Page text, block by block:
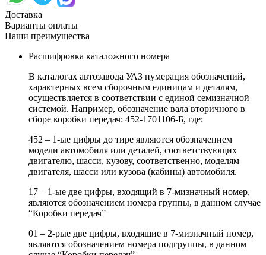
Доставка
Варианты оплаты
Наши преимущества
Расшифровка каталожного номера
В каталогах автозавода УАЗ нумерация обозначений,
характерных всем сборочным единицам и деталям,
осуществляется в соответствии с единой семизначной
системой. Например, обозначение вала вторичного в
сборе коробки передач: 452-1701106-Б, где:
452 – 1-ые цифры до тире являются обозначением
модели автомобиля или деталей, соответствующих
двигателю, шасси, кузову, соответственно, моделям
двигателя, шасси или кузова (кабины) автомобиля.
17 – 1-ые две цифры, входящий в 7-мизначный номер,
являются обозначением номера группы, в данном случае
“Коробки передач”
01 – 2-рые две цифры, входящие в 7-мизначный номер,
являются обозначением номера подгруппы, в данном